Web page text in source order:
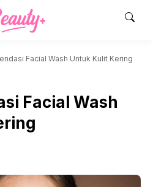
Facial Wash Untuk Kulit Kering
Facial Wash